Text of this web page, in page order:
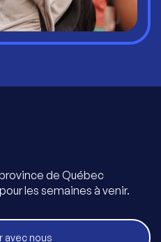
de Québec
les semaines à venir.
avec nous